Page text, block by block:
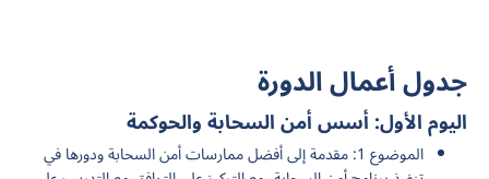
جدول أعمال الدورة
اليوم الأول: أسس أمن السحابة والحوكمة
الموضوع 1: مقدمة إلى أفضل ممارسات أمن السحابة ودورها في